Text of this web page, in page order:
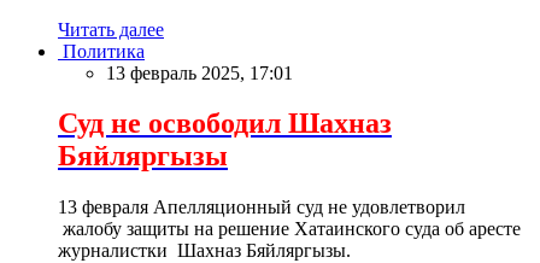
Читать далее
Политика
13 февраль 2025, 17:01
Суд не освободил Шахназ
Бяйляргызы
13 февраля Апелляционный суд не удовлетворил
жалобу защиты на решение Хатаинского суда об аресте
журналистки Шахназ Бяйляргызы.